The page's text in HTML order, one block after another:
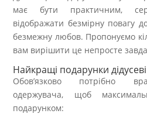
має бути практичним,
відображати безмірну повагу
безмежну любов. Пропонуємо
вам вирішити це непросте
Найкращі подарунки дідусеві
Обов’язково потрібно
одержувача, щоб
подарунком: